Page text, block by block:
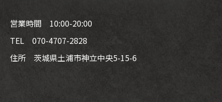
営業時間 10:00-20:00
TEL 070-4707-2828
住所 茨城県土浦市神立中央5-15-6